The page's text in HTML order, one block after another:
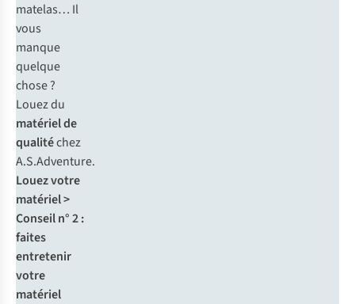
matelas… Il
vous
manque
quelque
chose ?
Louez du
matériel de
qualitéchez
A.S.Adventure.
Louez votre
matériel >
Conseil n° 2 :
faites
entretenir
votre
matériel